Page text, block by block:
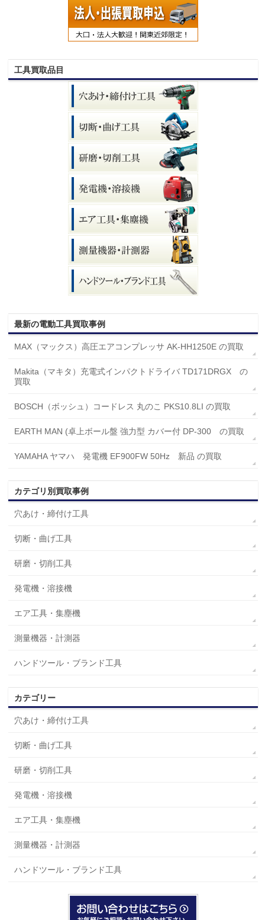
工具買取品目
最新の電動工具買取事例
MAX（マックス）高圧エアコンプレッサ AK-HH1250E の買取
Makita（マキタ）充電式インパクトドライバ TD171DRGX の
買取
BOSCH（ボッシュ）コードレス 丸のこ PKS10.8LI の買取
EARTH MAN (卓上ボール盤 強力型 カバー付 DP-300 の買取
YAMAHA ヤマハ 発電機 EF900FW 50Hz 新品 の買取
カテゴリ別買取事例
穴あけ・締付け工具
切断・曲げ工具
研磨・切削工具
発電機・溶接機
エア工具・集塵機
測量機器・計測器
ハンドツール・ブランド工具
カテゴリー
穴あけ・締付け工具
切断・曲げ工具
研磨・切削工具
発電機・溶接機
エア工具・集塵機
測量機器・計測器
ハンドツール・ブランド工具